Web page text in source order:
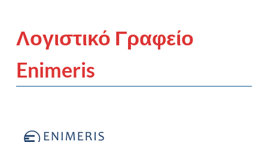
Λογιστικό Γραφείο
Enimeris